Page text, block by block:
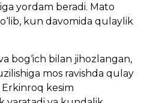
yordam beradi. Mato
kun davomida qulaylik
bog‘ich bilan jihozlangan,
mos ravishda qulay
Erkinroq kesim